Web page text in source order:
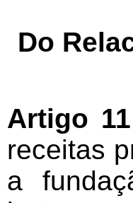
Do
Artigo
receitas
a